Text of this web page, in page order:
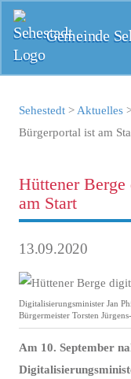
Gemeinde
Sehestedt > Aktuelles
Bürgerportal ist am
Hüttener
am Start
13.09.2020
Digitalisierungsminister Jan
Bürgermeister Torsten
Am 10. September